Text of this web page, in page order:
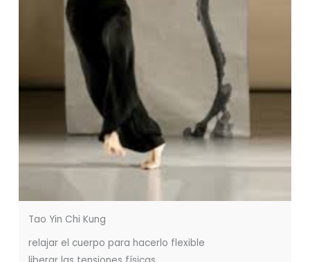
Tao Yin Chi Kung
relajar el cuerpo para hacerlo flexible